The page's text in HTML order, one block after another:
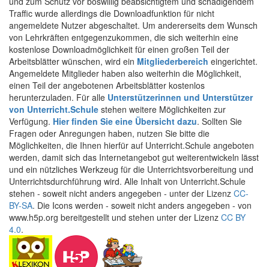
Traffic wurde allerdings die Downloadfunktion für nicht
angemeldete Nutzer abgeschaltet. Um andererseits dem Wunsch
von Lehrkräften entgegenzukommen, die sich weiterhin eine
kostenlose Downloadmöglichkeit für einen großen Teil der
Arbeitsblätter wünschen, wird ein Mitgliederbereich eingerichtet.
Angemeldete Mitglieder haben also weiterhin die Möglichkeit,
einen Teil der angebotenen Arbeitsblätter kostenlos
herunterzuladen. Für alle Unterstützerinnen und Unterstützer
von Unterricht.Schule stehen weitere Möglichkeiten zur
Verfügung. Hier finden Sie eine Übersicht dazu. Sollten Sie
Fragen oder Anregungen haben, nutzen Sie bitte die
Möglichkeiten, die Ihnen hierfür auf Unterricht.Schule angeboten
werden, damit sich das Internetangebot gut weiterentwickeln lässt
und ein nützliches Werkzeug für die Unterrichtsvorbereitung und
Unterrichtsdurchführung wird. Alle Inhalt von Unterricht.Schule
stehen - soweit nicht anders angegeben - unter der Lizenz CC-
BY-SA. Die Icons werden - soweit nicht anders angegeben - von
www.h5p.org bereitgestellt und stehen unter der Lizenz CC BY
4.0.